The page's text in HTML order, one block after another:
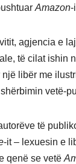
Amazon-
agjencia e
të cilat ishin
libër me
vetë-
të
-it – lexuesin e
qenë se vetë